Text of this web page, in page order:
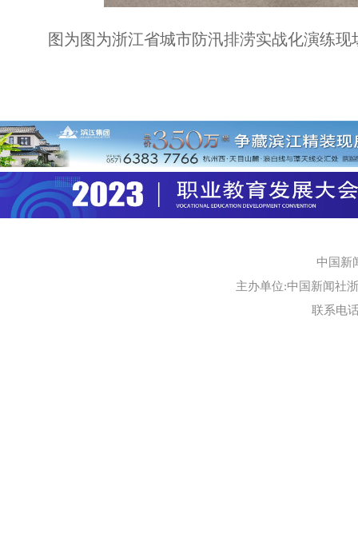
图为图为浙江省城市防汛排涝实战化演练
中国新
主办单位:中国新闻社
联系电